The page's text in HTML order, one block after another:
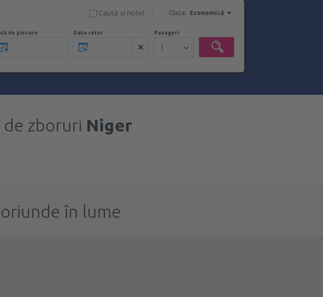
Clasa: Economică
Caută şi hotel
de plecare Data retur Pasageri
1
zboruri Niger
în lume